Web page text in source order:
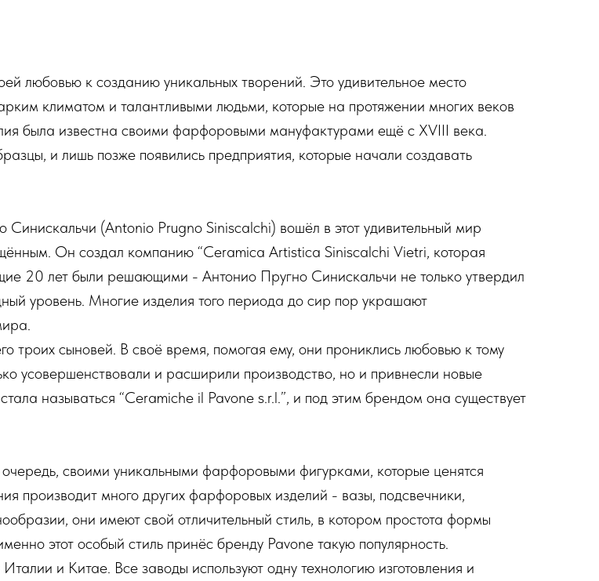
любовью к созданию уникальных творений. Это удивительное место
климатом и талантливыми людьми, которые на протяжении многих веков
была известна своими фарфоровыми мануфактурами ещё с XVIII века.
и лишь позже появились предприятия, которые начали создавать
(Antonio Prugno Siniscalchi) вошёл в этот удивительный мир
Он создал компанию “Ceramica Artistica Siniscalchi Vietri, которая
20 лет были решающими - Антонио Пругно Синискальчи не только утвердил
уровень. Многие изделия того периода до сир пор украшают
троих сыновей. В своё время, помогая ему, они прониклись любовью к тому
усовершенствовали и расширили производство, но и привнесли новые
называться “Ceramiche il Pavone s.r.l.”, и под этим брендом она существует
своими уникальными фарфоровыми фигурками, которые ценятся
производит много других фарфоровых изделий - вазы, подсвечники,
они имеют свой отличительный стиль, в котором простота формы
этот особый стиль принёс бренду Pavone такую популярность.
и Китае. Все заводы используют одну технологию изготовления и